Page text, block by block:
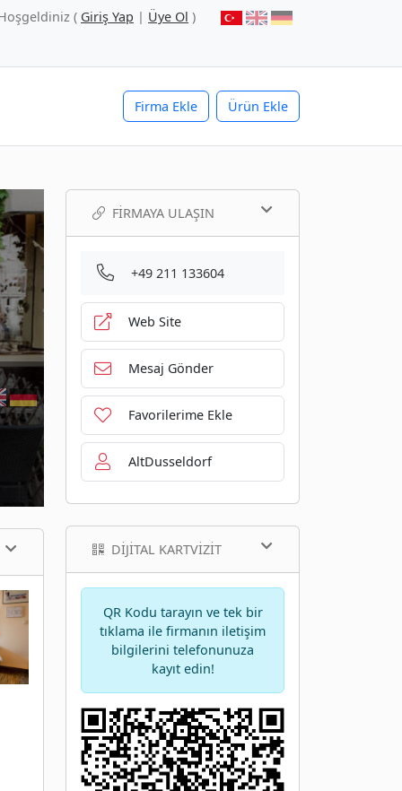
( Giriş Yap | Üye Ol )
Firma Ekle Ürün Ekle
FIRMAYA ULAŞIN
+49 211 133604
Web Site
Mesaj Gönder
Favorilerime Ekle
AltDusseldorf
DIJITAL KARTVIZIT
QR Kodu tarayın ve tek bir
tıklama ile firmanın iletişim
bilgilerini telefonunuza
kayıt edin!